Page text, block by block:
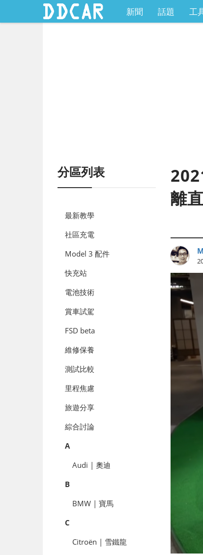
新聞 話題 工
分區列表
最新教學
社區充電
Model 3 配件
快充站
電池技術
賞車試駕
FSD beta
維修保養
測試比較
里程焦慮
旅遊分享
綜合討論
A
Audi | 奧迪
B
BMW | 寶馬
C
Citroën | 雪鐵龍
離